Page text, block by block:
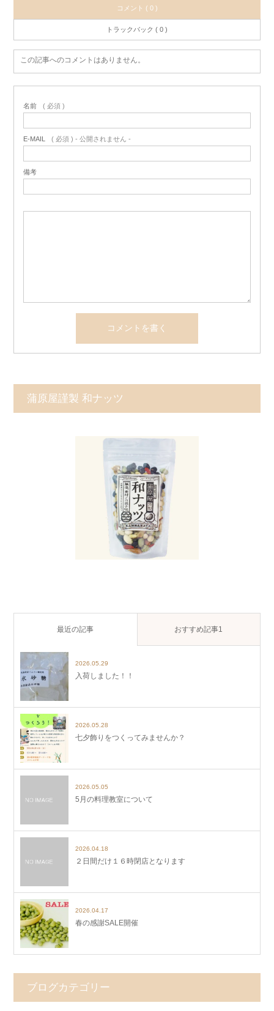
コメント ( 0 )
トラックバック ( 0 )
この記事へのコメントはありません。
名前 ( 必須 )
E-MAIL ( 必須 ) - 公開されません -
備考
蒲原屋謹製 和ナッツ
最近の記事 おすすめ記事1
2026.05.29
入荷しました！！
2026.05.28
七夕飾りをつくってみませんか？
2026.05.05
5月の料理教室について
2026.04.18
２日間だけ１６時閉店となります
2026.04.17
春の感謝SALE開催
ブログカテゴリー